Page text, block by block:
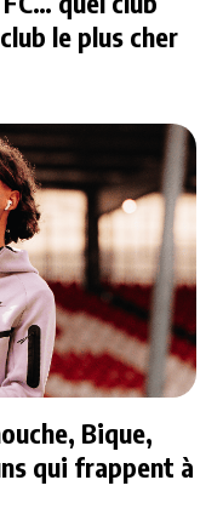
le plus cher
Bique,
qui frappent à